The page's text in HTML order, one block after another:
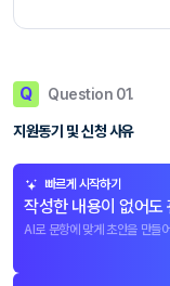
Q Question 01.
지원동기 및 신청 사유
빠르게 시작하기
작성한 내용이 없어도
AI로 문항에 맞게 초안을 만들